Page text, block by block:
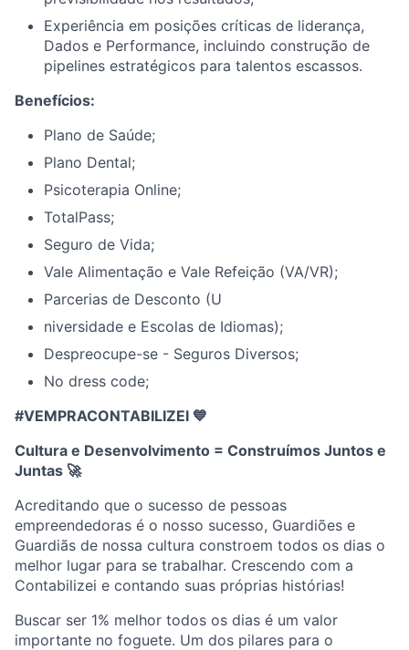
Experiência em posições críticas de liderança,
Dados e Performance, incluindo construção de
pipelines estratégicos para talentos escassos.
Benefícios:
Plano de Saúde;
Plano Dental;
Psicoterapia Online;
TotalPass;
Seguro de Vida;
Vale Alimentação e Vale Refeição (VA/VR);
Parcerias de Desconto (U
niversidade e Escolas de Idiomas);
Despreocupe-se - Seguros Diversos;
No dress code;
#VEMPRACONTABILIZEI 💙
Cultura e Desenvolvimento = Construímos Juntos e
Juntas 🚀
Acreditando que o sucesso de pessoas
empreendedoras é o nosso sucesso, Guardiões e
Guardiãs de nossa cultura constroem todos os dias o
melhor lugar para se trabalhar. Crescendo com a
Contabilizei e contando suas próprias histórias!
Buscar ser 1% melhor todos os dias é um valor
importante no foguete. Um dos pilares para o